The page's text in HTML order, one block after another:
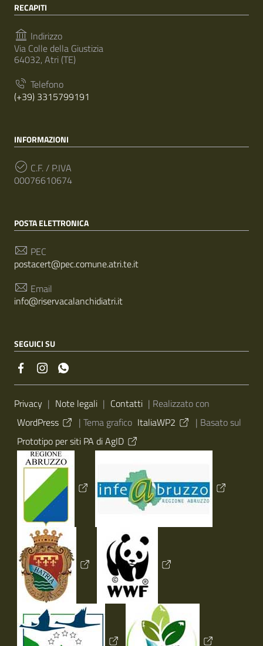
RECAPITI
Indirizzo
Via Colle della Giustizia
64032, Atri (TE)
Telefono
(+39) 3315799191
INFORMAZIONI
C.F. / P.IVA
00076610674
POSTA ELETTRONICA
PEC
postacert@pec.comune.atri.te.it
Email
info@riservacalanchidiatri.it
SEGUICI SU
Sezione Link Utili
Privacy | Note legali | Contatti | Realizzato con
WordPress
| Tema grafico ItaliaWP2
| Basato sul
Prototipo per siti PA di AgID